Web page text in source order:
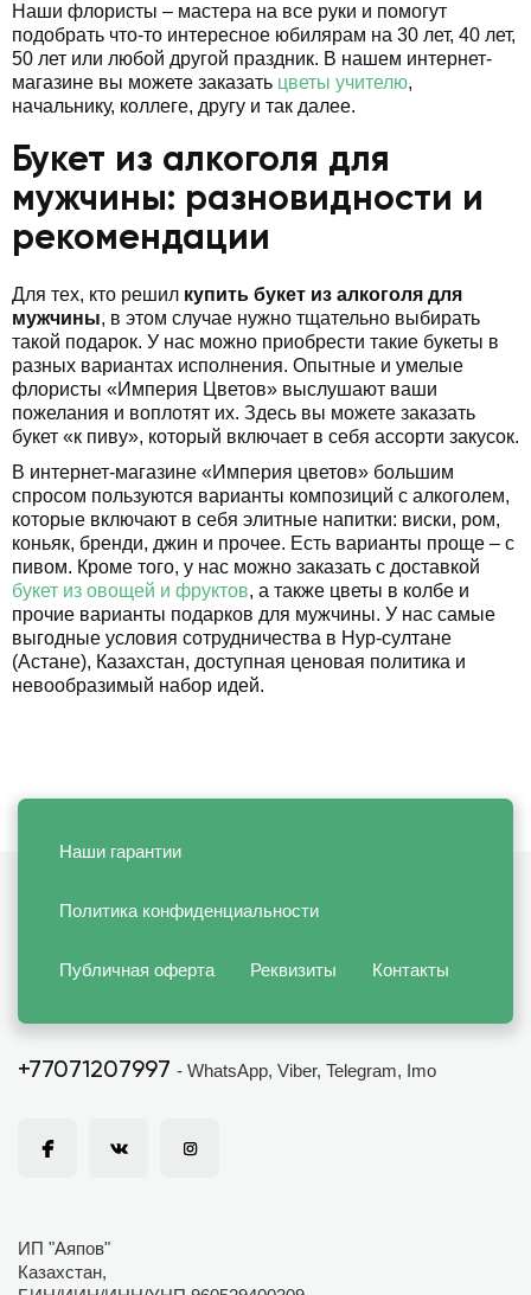
Наши флористы – мастера на все руки и помогут
подобрать что-то интересное юбилярам на 30 лет, 40 лет,
50 лет или любой другой праздник. В нашем интернет-
магазине вы можете заказать цветы учителю,
начальнику, коллеге, другу и так далее.
Букет из алкоголя для
мужчины: разновидности и
рекомендации
Для тех, кто решил купить букет из алкоголя для
мужчины, в этом случае нужно тщательно выбирать
такой подарок. У нас можно приобрести такие букеты в
разных вариантах исполнения. Опытные и умелые
флористы «Империя Цветов» выслушают ваши
пожелания и воплотят их. Здесь вы можете заказать
букет «к пиву», который включает в себя ассорти закусок.
В интернет-магазине «Империя цветов» большим
спросом пользуются варианты композиций с алкоголем,
которые включают в себя элитные напитки: виски, ром,
коньяк, бренди, джин и прочее. Есть варианты проще – с
пивом. Кроме того, у нас можно заказать с доставкой
букет из овощей и фруктов, а также цветы в колбе и
прочие варианты подарков для мужчины. У нас самые
выгодные условия сотрудничества в Нур-султане
(Астане), Казахстан, доступная ценовая политика и
невообразимый набор идей.
Наши гарантии
Политика конфиденциальности
Публичная оферта Реквизиты Контакты
+77071207997 - WhatsApp, Viber, Telegram, Imo
ИП "Аяпов"
Казахстан,